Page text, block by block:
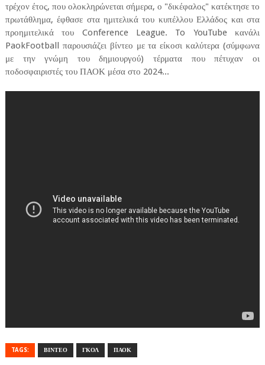
τρέχον έτος, που ολοκληρώνεται σήμερα, ο "δικέφαλος" κατέκτησε το
πρωτάθλημα, έφθασε στα ημιτελικά του κυπέλλου Ελλάδος και στα
προημιτελικά του Conference League. To YouTube κανάλι
PaokFootball παρουσιάζει βίντεο με τα είκοσι καλύτερα (σύμφωνα
με την γνώμη του δημιουργού) τέρματα που πέτυχαν οι
ποδοσφαιριστές του ΠΑΟΚ μέσα στο 2024...
TAGS: ΒΙΝΤΕΟ ΓΚΟΛ ΠΑΟΚ